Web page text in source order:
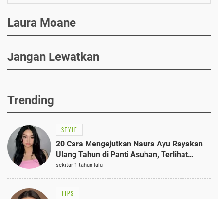
Laura Moane
Jangan Lewatkan
Trending
STYLE
20 Cara Mengejutkan Naura Ayu Rayakan
Ulang Tahun di Panti Asuhan, Terlihat
Anggun dengan Kaftan Cokelat
sekitar 1 tahun lalu
TIPS